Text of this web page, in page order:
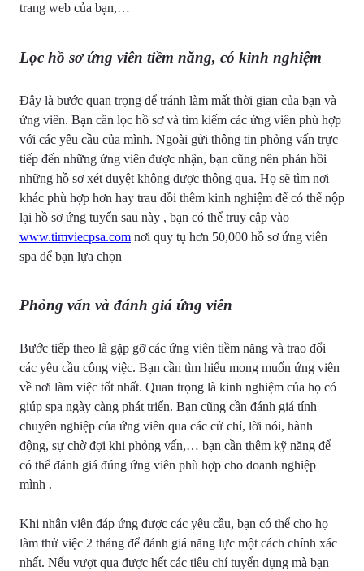
trang web của bạn,…
Lọc hồ sơ ứng viên tiềm năng, có kinh nghiệm
Đây là bước quan trọng để tránh làm mất thời gian của bạn và
ứng viên. Bạn cần lọc hồ sơ và tìm kiếm các ứng viên phù hợp
với các yêu cầu của mình. Ngoài gửi thông tin phỏng vấn trực
tiếp đến những ứng viên được nhận, bạn cũng nên phản hồi
những hồ sơ xét duyệt không được thông qua. Họ sẽ tìm nơi
khác phù hợp hơn hay trau dồi thêm kinh nghiệm để có thể nộp
lại hồ sơ ứng tuyển sau này , bạn có thể truy cập vào
www.timviecpsa.com nơi quy tụ hơn 50,000 hồ sơ ứng viên
spa để bạn lựa chọn
Phỏng vấn và đánh giá ứng viên
Bước tiếp theo là gặp gỡ các ứng viên tiềm năng và trao đổi
các yêu cầu công việc. Bạn cần tìm hiểu mong muốn ứng viên
về nơi làm việc tốt nhất. Quan trọng là kinh nghiệm của họ có
giúp spa ngày càng phát triển. Bạn cũng cần đánh giá tính
chuyên nghiệp của ứng viên qua các cử chỉ, lời nói, hành
động, sự chờ đợi khi phỏng vấn,… bạn cần thêm kỹ năng để
có thể đánh giá đúng ứng viên phù hợp cho doanh nghiệp
mình .
Khi nhân viên đáp ứng được các yêu cầu, bạn có thể cho họ
làm thử việc 2 tháng để đánh giá năng lực một cách chính xác
nhất. Nếu vượt qua được hết các tiêu chí tuyển dụng mà bạn